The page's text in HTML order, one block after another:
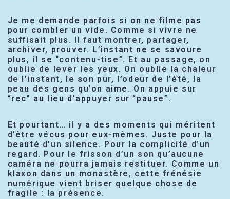
Je me demande parfois si on ne filme pas
pour combler un vide. Comme si vivre ne
suffisait plus. Il faut montrer, partager,
archiver, prouver. L’instant ne se savoure
plus, il se “contenu-tise”. Et au passage, on
oublie de lever les yeux. On oublie la chaleur
de l’instant, le son pur, l’odeur de l’été, la
peau des gens qu’on aime. On appuie sur
“rec” au lieu d’appuyer sur “pause”.
Et pourtant… il y a des moments qui méritent
d’être vécus pour eux-mêmes. Juste pour la
beauté d’un silence. Pour la complicité d’un
regard. Pour le frisson d’un son qu’aucune
caméra ne pourra jamais restituer. Comme un
klaxon dans un monastère, cette frénésie
numérique vient briser quelque chose de
fragile : la présence.